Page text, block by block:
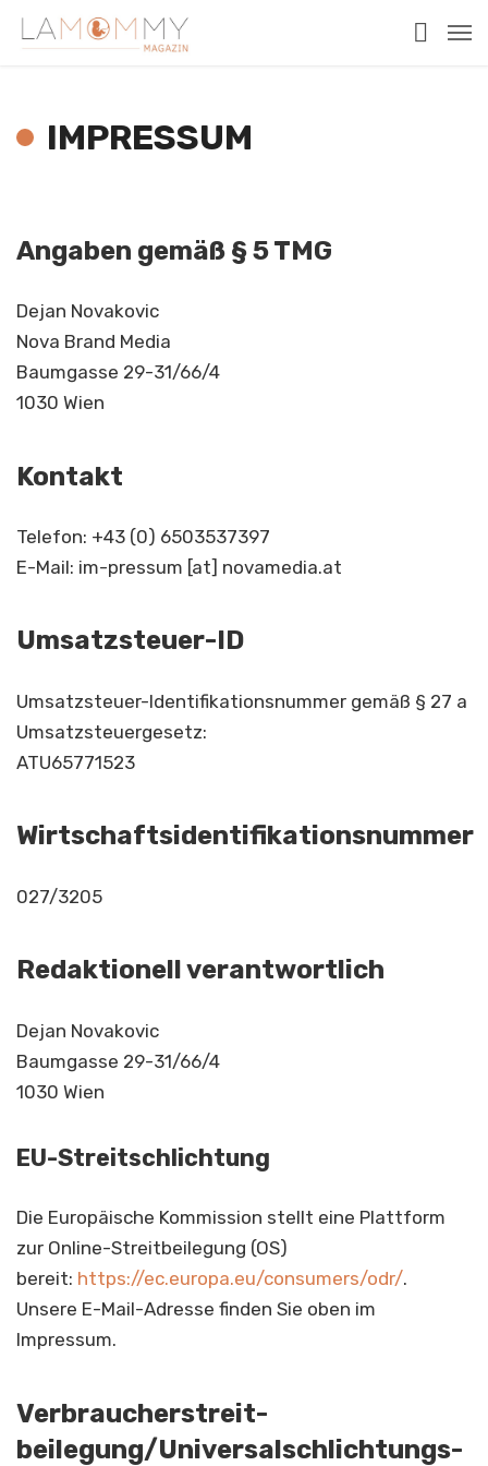
IMPRESSUM
Angaben gemäß § 5 TMG
Dejan Novakovic
Nova Brand Media
Baumgasse 29-31/66/4
1030 Wien
Kontakt
Telefon: +43 (0) 6503537397
E-Mail: im-pressum [at] novamedia.at
Umsatzsteuer-ID
Umsatzsteuer-Identifikationsnummer gemäß § 27 a
Umsatzsteuergesetz:
ATU65771523
Wirtschaftsidentifikationsnummer
027/3205
Redaktionell verantwortlich
Dejan Novakovic
Baumgasse 29-31/66/4
1030 Wien
EU-Streitschlichtung
Die Europäische Kommission stellt eine Plattform
zur Online-Streitbeilegung (OS)
bereit: https://ec.europa.eu/consumers/odr/.
Unsere E-Mail-Adresse finden Sie oben im
Impressum.
Verbraucher­streit­
beilegung/Universal­schlichtungs­